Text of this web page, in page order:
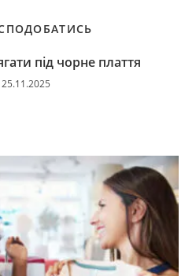
під чорне плаття
25.11.2025